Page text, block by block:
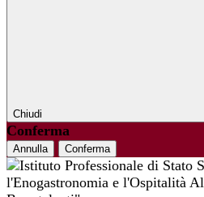
Chiudi
Conferma
Annulla Conferma